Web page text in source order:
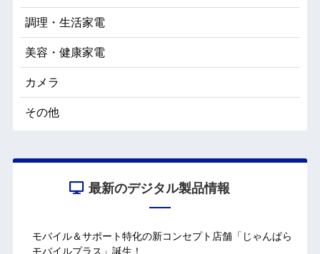
調理・生活家電
美容・健康家電
カメラ
その他
最新のデジタル製品情報
モバイル＆サポート特化の新コンセプト店舗「じゃんぱら
モバイルプラス」誕生！